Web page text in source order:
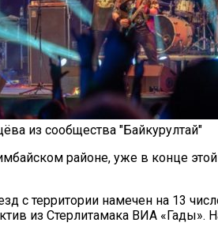
из сообщества "Байкурултай"
районе, уже в конце
с территории намечен на 13
из Стерлитамака ВИА